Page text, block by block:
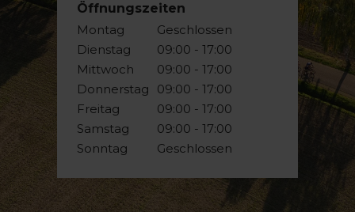
Öffnungszeiten
Montag
Dienstag
Mittwoch
Donnerstag
Freitag
Samstag
Sonntag
Geschlossen
09:00 - 17:00
09:00 - 17:00
09:00 - 17:00
09:00 - 17:00
09:00 - 17:00
Geschlossen